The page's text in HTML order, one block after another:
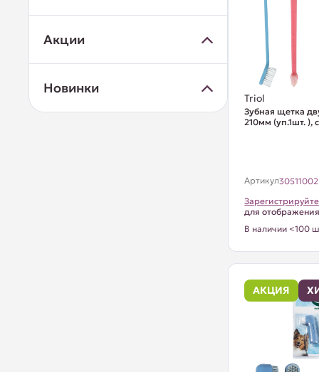
Акции
Новинки
Triol
Зубная щетка
210мм (уп.1шт. ),
Артикул30511002
для
В наличии <100
АКЦИЯ